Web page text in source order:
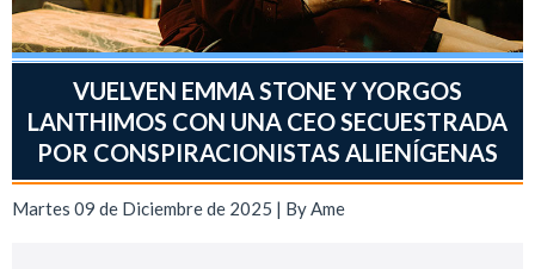
VUELVEN EMMA STONE Y YORGOS
LANTHIMOS CON UNA CEO SECUESTRADA
POR CONSPIRACIONISTAS ALIENÍGENAS
Martes 09 de Diciembre de 2025 | ByAme